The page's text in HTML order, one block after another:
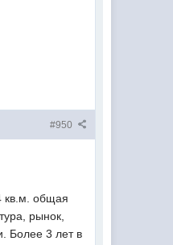
#950
кв.м. общая
рынок,
Более 3 лет в